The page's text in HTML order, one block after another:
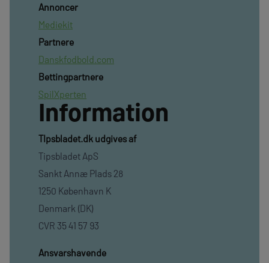
Annoncer
Mediekit
Partnere
Danskfodbold.com
Bettingpartnere
SpilXperten
Information
TIpsbladet.dk udgives af
Tipsbladet ApS
Sankt Annæ Plads 28
1250 København K
Denmark (DK)
CVR 35 41 57 93
Ansvarshavende